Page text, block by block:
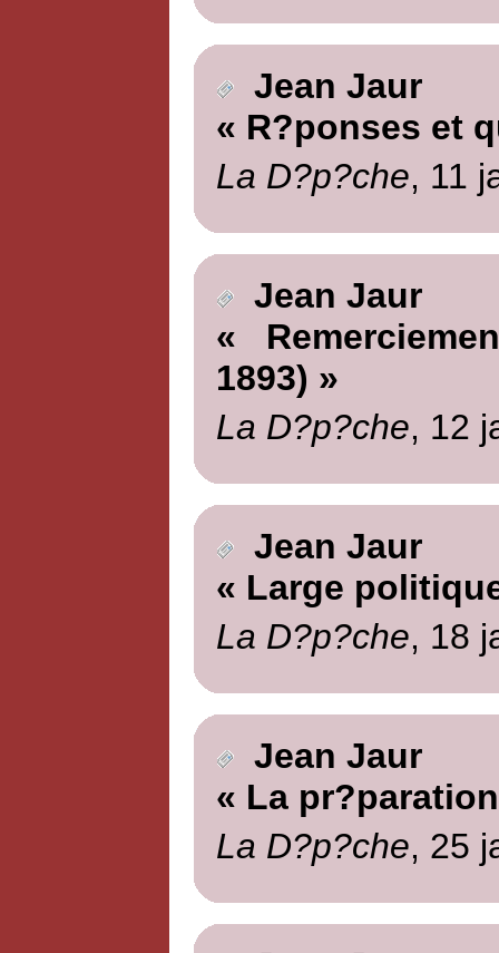
Jean Jaur
« R?ponses et
La D?p?che, 11
Jean Jaur
«
1893) »
La D?p?che, 12
Jean Jaur
« Large
La D?p?che, 18
Jean Jaur
« La
La D?p?che, 25